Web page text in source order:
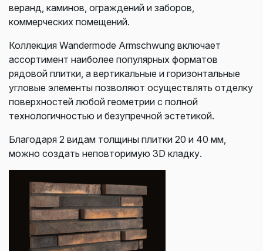
веранд, каминов, ограждений и заборов,
коммерческих помещений.
Коллекция Wandermode Armschwung включает
ассортимент наиболее популярных форматов
рядовой плитки, а вертикальные и горизонтальные
угловые элементы позволяют осуществлять отделку
поверхностей любой геометрии с полной
технологичностью и безупречной эстетикой.
Благодаря 2 видам толщины плитки 20 и 40 мм,
можно создать неповторимую 3D кладку.